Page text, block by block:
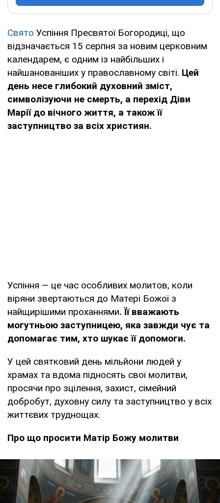
Свято Успіння Пресвятої Богородиці, що
відзначається 15 серпня за новим церковним
календарем, є одним із найбільших і
найшанованіших у православному світі. Цей
день несе глибокий духовний зміст,
символізуючи не смерть, а перехід Діви
Марії до вічного життя, а також її
заступництво за всіх християн.
Успіння — це час особливих молитов, коли
віряни звертаються до Матері Божої з
найщирішими проханнями. Її вважають
могутньою заступницею, яка завжди чує та
допомагає тим, хто шукає її допомоги.
У цей святковий день мільйони людей у
храмах та вдома підносять свої молитви,
просячи про зцілення, захист, сімейний
добробут, духовну силу та заступництво у всіх
життєвих труднощах.
Про що просити Матір Божу молитви